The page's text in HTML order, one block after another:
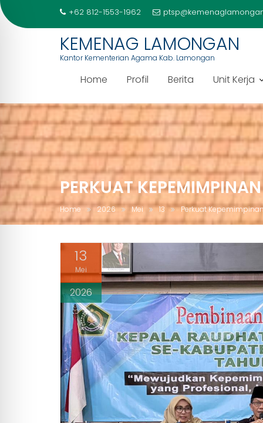
Skip
to
content
+62 812-1553-1962
KEMENAG LAMONGAN
Kantor Kementerian Agama Kab. Lamongan
Home Profil Berita Unit Kerja
PERKUAT
Home 2026 Mei 13 Perkuat
13
Mei
2026